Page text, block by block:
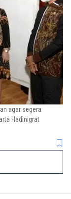
agar segera
Hadinigrat